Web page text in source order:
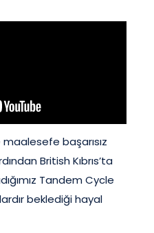
başarısız
British Kıbrıs’ta
Tandem Cycle
beklediği hayal